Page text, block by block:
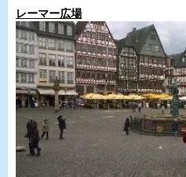
レーマー広場